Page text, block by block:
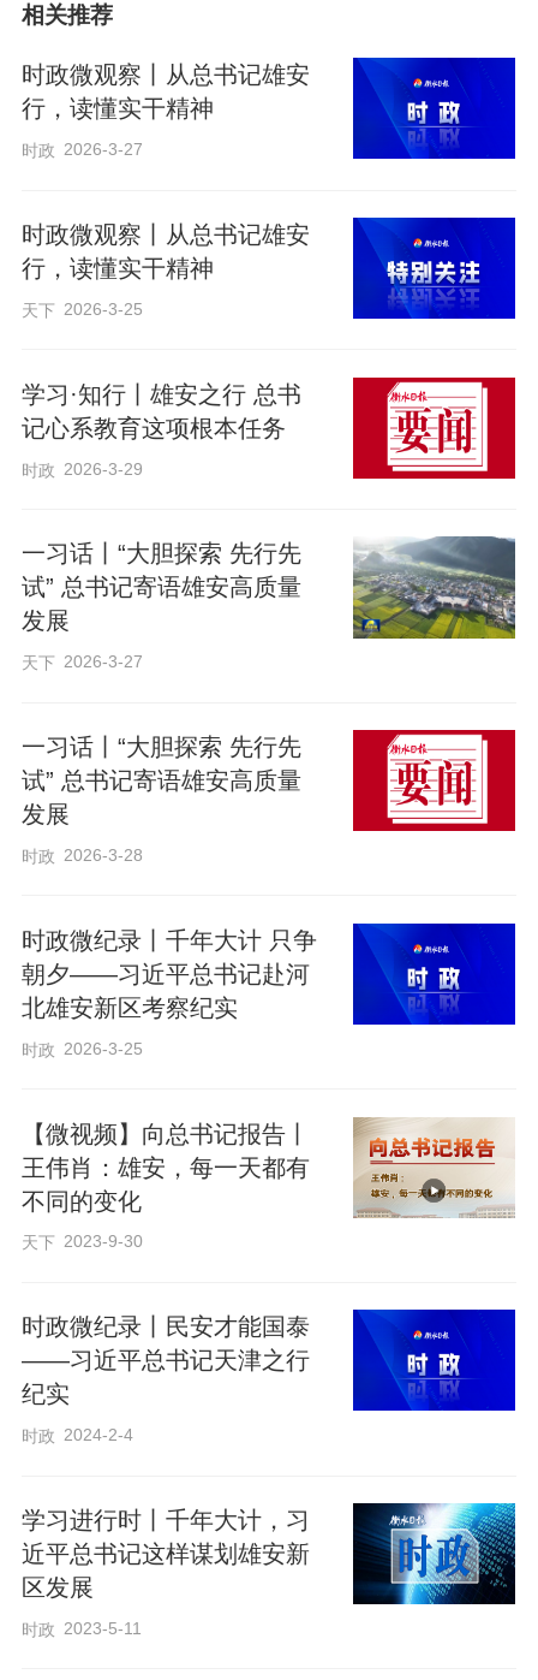
考察，听取企业搬迁、产业布局、创新发
展等情况介绍，察看企业实时运营数据和
远程图像，同雄安新区入驻和在建疏解单
位干部职工代表亲切交流。他说，大家要
稳地干事创业，共同创造雄安美好未来。
在北京四中雄安校区，习近平走进初一
况，还察看了学校食堂就餐环境、菜品种
类等。离开学校时，习近平勉励孩子们惜
福奋进、积极向上，与雄安新区一起成
当天下午，习近平主持召开深入推进雄安
新区高质量建设和发展座谈会。他强调，
要牢牢把握雄安新区功能定位，努力建设
新时代创新高地和推动高质量发展样板。
编辑：姜长淼
来源：央视新闻客户端
相关推荐
时政微观察丨从总书记雄安
行，读懂实干精神
时政 2026-3-27
时政微观察丨从总书记雄安
行，读懂实干精神
天下 2026-3-25
学习·知行丨雄安之行 总书
记心系教育这项根本任务
时政 2026-3-29
一习话丨“大胆探索 先行先
试” 总书记寄语雄安高质量
发展
天下 2026-3-27
一习话丨“大胆探索 先行先
试” 总书记寄语雄安高质量
发展
时政 2026-3-28
时政微纪录丨千年大计 只争
朝夕——习近平总书记赴河
北雄安新区考察纪实
时政 2026-3-25
【微视频】向总书记报告丨
王伟肖：雄安，每一天都有
不同的变化
天下 2023-9-30
时政微纪录丨民安才能国泰
——习近平总书记天津之行
纪实
时政 2024-2-4
学习进行时丨千年大计，习
近平总书记这样谋划雄安新
区发展
时政 2023-5-11